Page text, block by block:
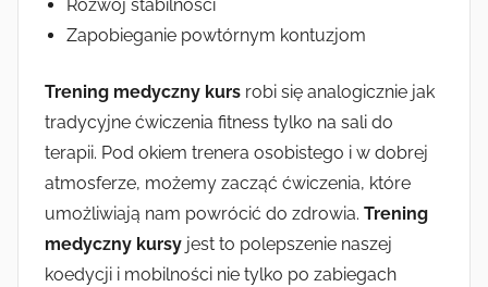
Rozwój stabilności
Zapobieganie powtórnym kontuzjom
Trening medyczny kurs robi się analogicznie jak
tradycyjne ćwiczenia fitness tylko na sali do
terapii. Pod okiem trenera osobistego i w dobrej
atmosferze, możemy zacząć ćwiczenia, które
umożliwiają nam powrócić do zdrowia. Trening
medyczny kursy jest to polepszenie naszej
koedycji i mobilności nie tylko po zabiegach